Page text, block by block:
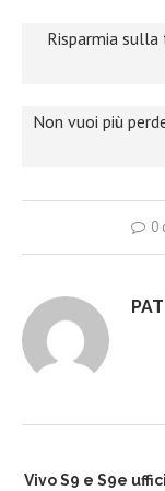
Risparmia
Non vuoi più
0
Vivo S9 e S9e